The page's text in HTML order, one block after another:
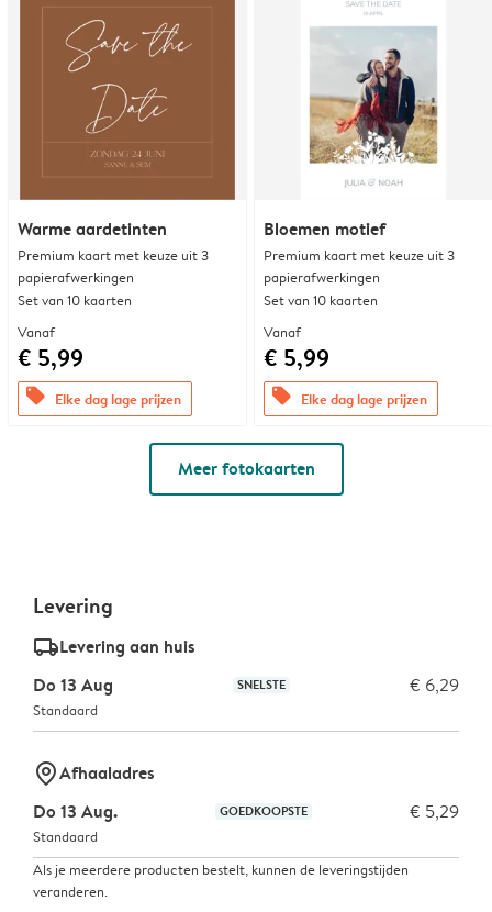
Warme aardetinten
Premium kaart met keuze uit 3
papierafwerkingen
Set van 10 kaarten
Vanaf
€ 5,99
offers Elke dag lage prijzen
Bloemen motief
Premium kaart met keuze uit 3
papierafwerkingen
Set van 10 kaarten
Vanaf
€ 5,99
offers Elke dag lage prijzen
Meer fotokaarten
Levering
delivery_standard_v2Levering aan huis
Do 13 Aug
SNELSTE € 6,29
Standaard
marker-pinAfhaaladres
Do 13 Aug.
GOEDKOOPSTE € 5,29
Standaard
Als je meerdere producten bestelt, kunnen de leveringstijden
veranderen.